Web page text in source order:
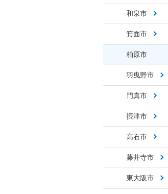
和泉市
箕面市
柏原市
羽曳野市
門真市
摂津市
高石市
藤井寺市
東大阪市